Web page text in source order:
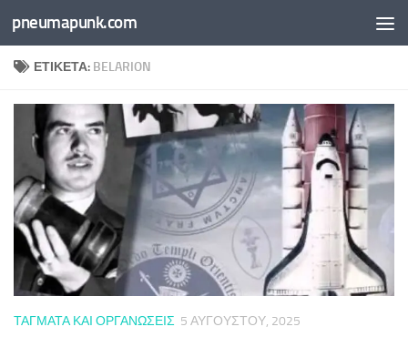
Skip to content
pneumapunk.com
ΕΤΙΚΈΤΑ: BELARION
ΤΆΓΜΑΤΑ ΚΑΙ ΟΡΓΑΝΏΣΕΙΣ 5 ΑΥΓΟΎΣΤΟΥ, 2025